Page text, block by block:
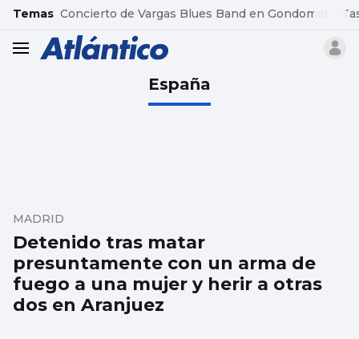
common.go-to-content
Temas Concierto de Vargas Blues Band en Gondomar
header.menu.open
España
Detenido tras matar
presuntamente con un arma de
fuego a una mujer y herir a otras
dos en Aranjuez
MADRID